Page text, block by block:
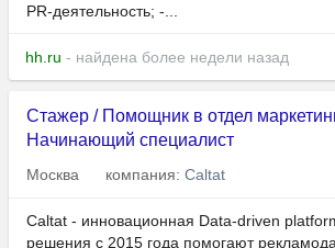
PR-деятельность; -...
hh.ru - найдена более недели назад
Стажер / Помощник в отдел
Начинающий специалист
Москва компания: Caltat
Caltat - инновационная Data-driven
решения с 2015 года помогают